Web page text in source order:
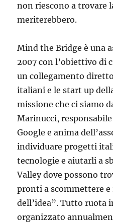
non riescono a trovare
meriterebbero.
Mind the Bridge è una
2007 con l’obiettivo di
un collegamento
italiani e le start up
missione che ci siamo
Marinucci,
Google e anima
individuare progetti
tecnologie e aiutarli a
Valley dove possono
pronti a scommettere
dell’idea”. Tutto ruota
organizzato